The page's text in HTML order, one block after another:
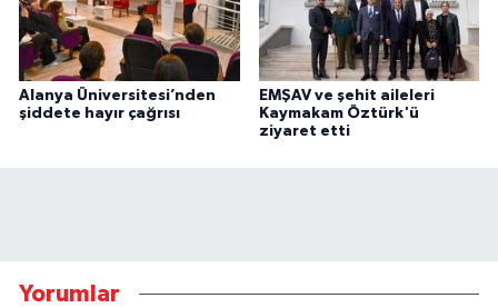
Alanya Üniversitesi’nden
şiddete hayır çağrısı
EMŞAV ve şehit aileleri
Kaymakam Öztürk'ü
ziyaret etti
Yorumlar